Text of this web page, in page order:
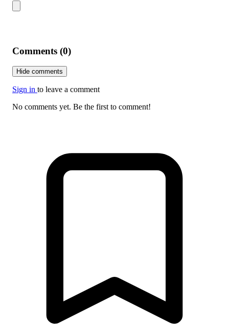
Comments (0)
Hide comments
Sign in to leave a comment
No comments yet. Be the first to comment!